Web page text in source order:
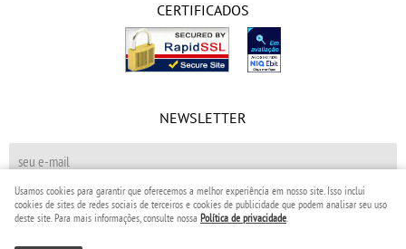
CERTIFICADOS
NEWSLETTER
CADASTRAR
Usamos cookies para garantir que oferecemos a melhor experiência em nosso site. Isso inclui
cookies de sites de redes sociais de terceiros e cookies de publicidade que podem analisar seu uso
deste site. Para mais informações, consulte nossa Política de privacidade.